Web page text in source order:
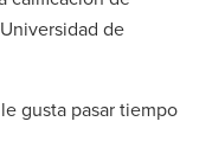
de
gusta pasar tiempo